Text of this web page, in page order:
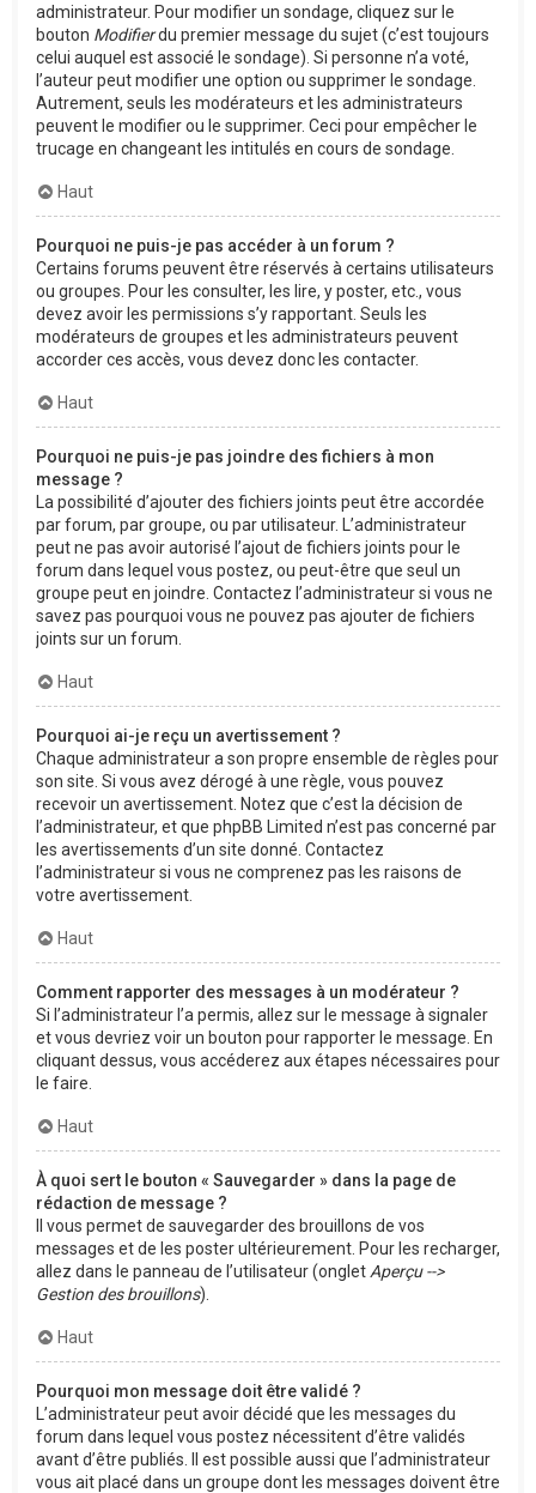
administrateur. Pour modifier un sondage, cliquez sur le
bouton Modifierdu premier message du sujet (c’est toujours
celui auquel est associé le sondage). Si personne n’a voté,
l’auteur peut modifier une option ou supprimer le sondage.
Autrement, seuls les modérateurs et les administrateurs
peuvent le modifier ou le supprimer. Ceci pour empêcher le
trucage en changeant les intitulés en cours de sondage.
Haut
Pourquoi ne puis-je pas accéder à un forum ?
Certains forums peuvent être réservés à certains utilisateurs
ou groupes. Pour les consulter, les lire, y poster, etc., vous
devez avoir les permissions s’y rapportant. Seuls les
modérateurs de groupes et les administrateurs peuvent
accorder ces accès, vous devez donc les contacter.
Haut
Pourquoi ne puis-je pas joindre des fichiers à mon
message ?
La possibilité d’ajouter des fichiers joints peut être accordée
par forum, par groupe, ou par utilisateur. L’administrateur
peut ne pas avoir autorisé l’ajout de fichiers joints pour le
forum dans lequel vous postez, ou peut-être que seul un
groupe peut en joindre. Contactez l’administrateur si vous ne
savez pas pourquoi vous ne pouvez pas ajouter de fichiers
joints sur un forum.
Haut
Pourquoi ai-je reçu un avertissement ?
Chaque administrateur a son propre ensemble de règles pour
son site. Si vous avez dérogé à une règle, vous pouvez
recevoir un avertissement. Notez que c’est la décision de
l’administrateur, et que phpBB Limited n’est pas concerné par
les avertissements d’un site donné. Contactez
l’administrateur si vous ne comprenez pas les raisons de
votre avertissement.
Haut
Comment rapporter des messages à un modérateur ?
Si l’administrateur l’a permis, allez sur le message à signaler
et vous devriez voir un bouton pour rapporter le message. En
cliquant dessus, vous accéderez aux étapes nécessaires pour
le faire.
Haut
À quoi sert le bouton « Sauvegarder » dans la page de
rédaction de message ?
Il vous permet de sauvegarder des brouillons de vos
messages et de les poster ultérieurement. Pour les recharger,
allez dans le panneau de l’utilisateur (onglet Aperçu -->
Gestion des brouillons).
Haut
Pourquoi mon message doit être validé ?
L’administrateur peut avoir décidé que les messages du
forum dans lequel vous postez nécessitent d’être validés
avant d’être publiés. Il est possible aussi que l’administrateur
vous ait placé dans un groupe dont les messages doivent être